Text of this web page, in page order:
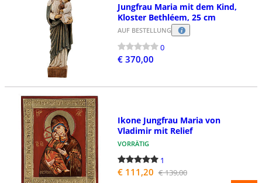
Jungfrau Maria mit dem Kind,
Kloster Bethléem, 25 cm
AUF BESTELLUNG
0
€ 370,00
Ikone Jungfrau Maria von
Vladimir mit Relief
VORRÄTIG
1
€ 111,20 € 139,00